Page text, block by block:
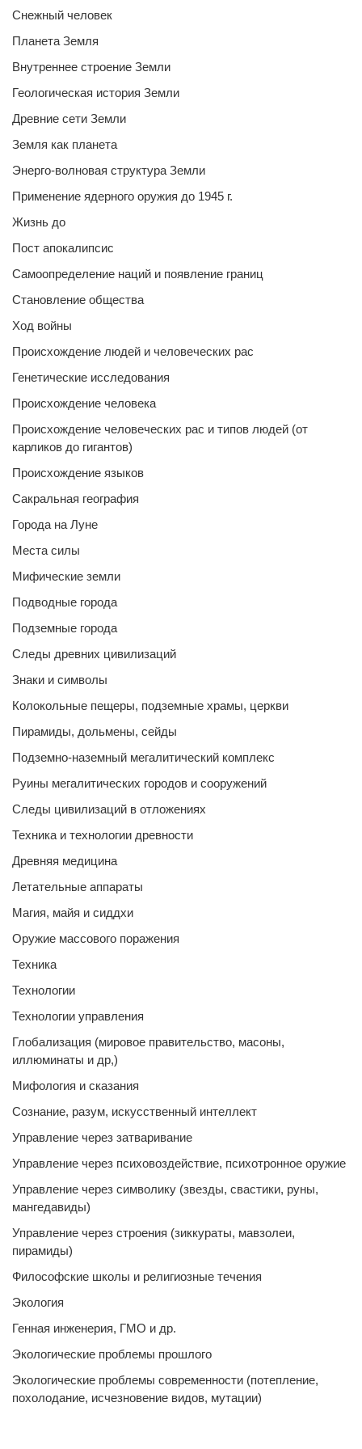
Снежный человек
Планета Земля
Внутреннее строение Земли
Геологическая история Земли
Древние сети Земли
Земля как планета
Энерго-волновая структура Земли
Применение ядерного оружия до 1945 г.
Жизнь до
Пост апокалипсис
Самоопределение наций и появление границ
Становление общества
Ход войны
Происхождение людей и человеческих рас
Генетические исследования
Происхождение человека
Происхождение человеческих рас и типов людей (от
карликов до гигантов)
Происхождение языков
Сакральная география
Города на Луне
Места силы
Мифические земли
Подводные города
Подземные города
Следы древних цивилизаций
Знаки и символы
Колокольные пещеры, подземные храмы, церкви
Пирамиды, дольмены, сейды
Подземно-наземный мегалитический комплекс
Руины мегалитических городов и сооружений
Следы цивилизаций в отложениях
Техника и технологии древности
Древняя медицина
Летательные аппараты
Магия, майя и сиддхи
Оружие массового поражения
Техника
Технологии
Технологии управления
Глобализация (мировое правительство, масоны,
иллюминаты и др,)
Мифология и сказания
Сознание, разум, искусственный интеллект
Управление через затваривание
Управление через психовоздействие, психотронное оружие
Управление через символику (звезды, свастики, руны,
мангедавиды)
Управление через строения (зиккураты, мавзолеи,
пирамиды)
Философские школы и религиозные течения
Экология
Генная инженерия, ГМО и др.
Экологические проблемы прошлого
Экологические проблемы современности (потепление,
похолодание, исчезновение видов, мутации)